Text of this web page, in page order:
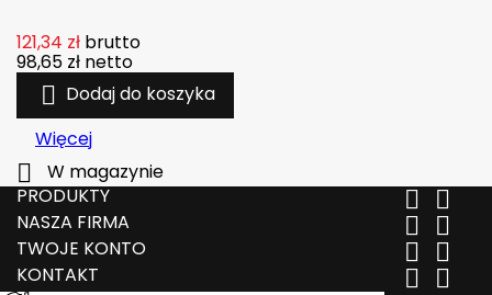
121,34 zł brutto
98,65 zł netto
 Dodaj do koszyka
Więcej

W magazynie
PRODUKTY
 
NASZA FIRMA  
TWOJE KONTO  
KONTAKT  